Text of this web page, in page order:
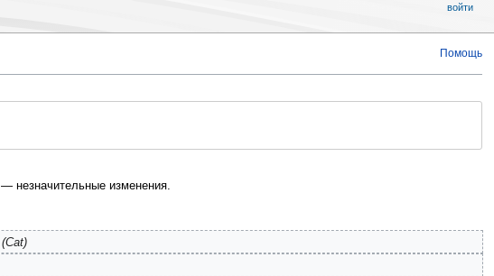
Помощь
— незначительные изменения.
Cat
войти